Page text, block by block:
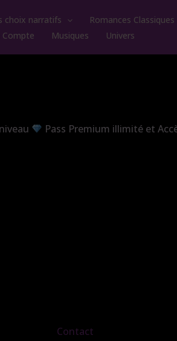
choix narratifs Romances Classiques
Compte Musiques Univers
Pass Premium illimité et
Contact